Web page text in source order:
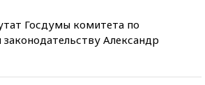
Госдумы комитета по
законодательству Александр